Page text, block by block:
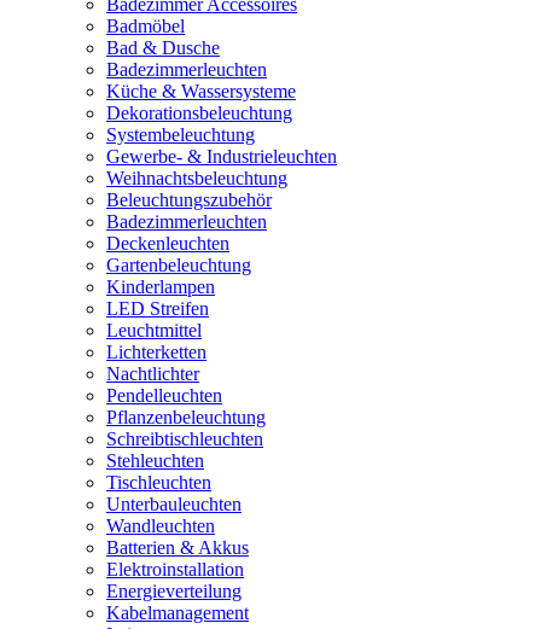
Badezimmer Accessoires
Badmöbel
Bad & Dusche
Badezimmerleuchten
Küche & Wassersysteme
Dekorationsbeleuchtung
Systembeleuchtung
Gewerbe- & Industrieleuchten
Weihnachtsbeleuchtung
Beleuchtungszubehör
Badezimmerleuchten
Deckenleuchten
Gartenbeleuchtung
Kinderlampen
LED Streifen
Leuchtmittel
Lichterketten
Nachtlichter
Pendelleuchten
Pflanzenbeleuchtung
Schreibtischleuchten
Stehleuchten
Tischleuchten
Unterbauleuchten
Wandleuchten
Batterien & Akkus
Elektroinstallation
Energieverteilung
Kabelmanagement